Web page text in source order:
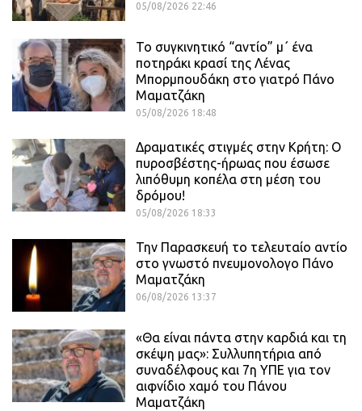
05/08/2026 22:46
Το συγκινητικό “αντίο” μ΄ ένα
ποτηράκι κρασί της Λένας
Μπορμπουδάκη στο γιατρό Πάνο
Μαματζάκη
05/08/2026 18:48
Δραματικές στιγμές στην Κρήτη: Ο
πυροσβέστης-ήρωας που έσωσε
λιπόθυμη κοπέλα στη μέση του
δρόμου!
05/08/2026 18:33
Την Παρασκευή το τελευταίο αντίο
στο γνωστό πνευμονολογο Πάνο
Μαματζάκη
06/08/2026 13:37
«Θα είναι πάντα στην καρδιά και τη
σκέψη μας»: Συλλυπητήρια από
συναδέλφους και 7η ΥΠΕ για τον
αιφνίδιο χαμό του Πάνου
Μαματζάκη